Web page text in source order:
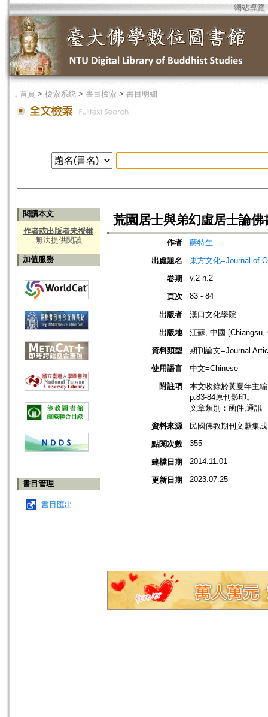
網站導覽
． 首頁 > 檢索系統 > 書目檢索 > 書目明細
閱讀本文
作者或出版者未授權
無法提供閱讀
加值服務
書目管理
書目匯出
荒園居士與弟幻虛居士論佛
作者
蔣特生
出處題名
東方文化=Journal of
卷期
v.2 n.2
頁次 83 - 84
出版者
漢口文化學院
出版地
江蘇, 中國 [Chiangsu,
資料類型
期刊論文=Journal
使用語言
中文=Chinese
附註項
本文收錄於黃夏年主
p.83-84原刊影印。
文章類別：函件,通訊
資料來源
民國佛教期刊文獻集
點閱次數
355
建檔日期 2014.11.01
更新日期 2023.07.25